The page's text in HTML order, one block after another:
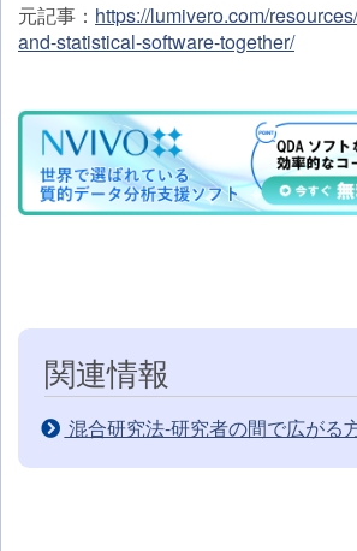
元記事： https://lumivero.com/
and-statistical-software-together/
関連情報
混合研究法-研究者の間で広がる